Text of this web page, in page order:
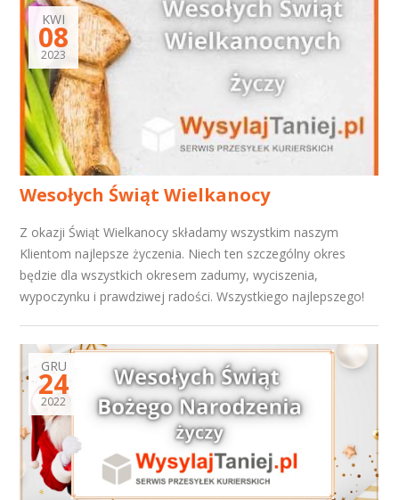
KWI
08
2023
Wesołych Świąt Wielkanocy
Z okazji Świąt Wielkanocy składamy wszystkim naszym
Klientom najlepsze życzenia. Niech ten szczególny okres
będzie dla wszystkich okresem zadumy, wyciszenia,
wypoczynku i prawdziwej radości. Wszystkiego najlepszego!
GRU
24
2022